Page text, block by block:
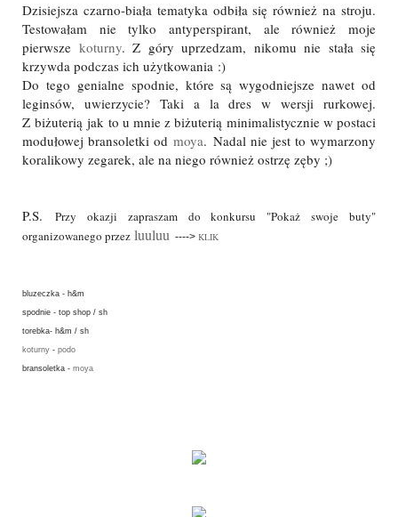
Dzisiejsza czarno-biała tematyka odbiła się również na stroju.
Testowałam nie tylko antyperspirant, ale również moje
pierwsze koturny. Z góry uprzedzam, nikomu nie stała się
krzywda podczas ich użytkowania :)
Do tego genialne spodnie, które są wygodniejsze nawet od
leginsów, uwierzycie? Taki a la dres w wersji rurkowej.
Z biżuterią jak to u mnie z biżuterią minimalistycznie w postaci
modułowej bransoletki odmoya. Nadal nie jest to wymarzony
koralikowy zegarek, ale na niego również ostrzę zęby ;)
P.S. Przy okazji zapraszam do konkursu "Pokaż swoje buty"
organizowanego przez luuluu ----> KLIK
bluzeczka - h&m
spodnie - top shop / sh
torebka- h&m / sh
koturny - podo
bransoletka - moya